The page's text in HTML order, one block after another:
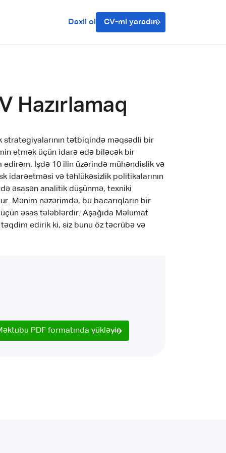
Daxil ol CV-mi yaradın
Hazırlamaq
strategiyalarının tətbiqində məqsədli bir
etmək üçün idarə edə biləcək bir
İşdə 10 ilin üzərində mühəndislik və
idarəetməsi və təhlükəsizlik politikalarının
əsasən analitik düşünmə, texniki
Mənim nəzərimdə, bu bacarıqların bir
əsas tələblərdir. Aşağıda Məlumat
edirik ki, siz bunu öz təcrübə və
PDF formatında yükləyin